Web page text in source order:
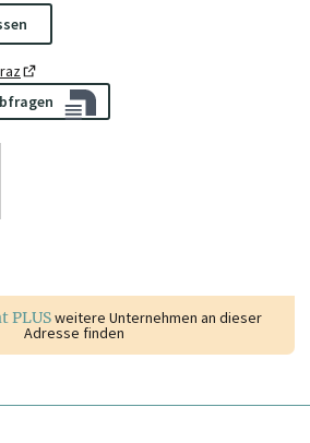
PLUSweitere Unternehmen an dieser
Adresse finden